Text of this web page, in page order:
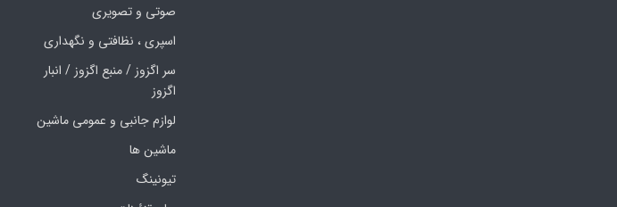
صوتی و تصویری
اسپری ، نظافتی و نگهداری
سر اگزوز / منبع اگزوز / انبار
اگزوز
لوازم جانبی و عمومی ماشین
ماشین ها
تیونینگ